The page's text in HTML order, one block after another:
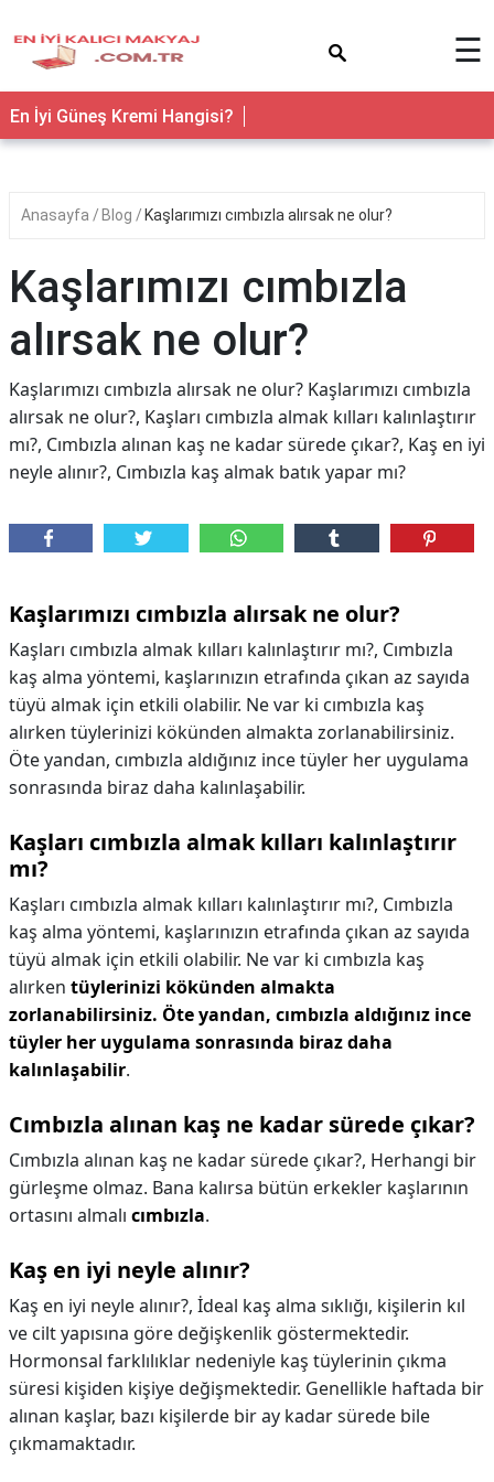
☰
En İyi Güneş Kremi Hangisi?
Anasayfa Blog Kaşlarımızı cımbızla alırsak ne olur?
Kaşlarımızı cımbızla
alırsak ne olur?
Kaşlarımızı cımbızla alırsak ne olur? Kaşlarımızı cımbızla
alırsak ne olur?, Kaşları cımbızla almak kılları kalınlaştırır
mı?, Cımbızla alınan kaş ne kadar sürede çıkar?, Kaş en iyi
neyle alınır?, Cımbızla kaş almak batık yapar mı?
Kaşlarımızı cımbızla alırsak ne olur?
Kaşları cımbızla almak kılları kalınlaştırır mı?, Cımbızla
kaş alma yöntemi, kaşlarınızın etrafında çıkan az sayıda
tüyü almak için etkili olabilir. Ne var ki cımbızla kaş
alırken tüylerinizi kökünden almakta zorlanabilirsiniz.
Öte yandan, cımbızla aldığınız ince tüyler her uygulama
sonrasında biraz daha kalınlaşabilir.
Kaşları cımbızla almak kılları kalınlaştırır
mı?
Kaşları cımbızla almak kılları kalınlaştırır mı?, Cımbızla
kaş alma yöntemi, kaşlarınızın etrafında çıkan az sayıda
tüyü almak için etkili olabilir. Ne var ki cımbızla kaş
alırken tüylerinizi kökünden almakta
zorlanabilirsiniz. Öte yandan, cımbızla aldığınız ince
tüyler her uygulama sonrasında biraz daha
kalınlaşabilir.
Cımbızla alınan kaş ne kadar sürede çıkar?
Cımbızla alınan kaş ne kadar sürede çıkar?, Herhangi bir
gürleşme olmaz. Bana kalırsa bütün erkekler kaşlarının
ortasını almalı cımbızla.
Kaş en iyi neyle alınır?
Kaş en iyi neyle alınır?, İdeal kaş alma sıklığı, kişilerin kıl
ve cilt yapısına göre değişkenlik göstermektedir.
Hormonsal farklılıklar nedeniyle kaş tüylerinin çıkma
süresi kişiden kişiye değişmektedir. Genellikle haftada bir
alınan kaşlar, bazı kişilerde bir ay kadar sürede bile
çıkmamaktadır.